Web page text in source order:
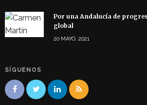
Por una Andalucía de
global
20 MAYO, 2021
SÍGUENOS